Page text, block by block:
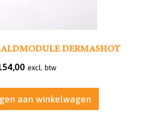
DERMASHOT
excl. btw
aan winkelwagen